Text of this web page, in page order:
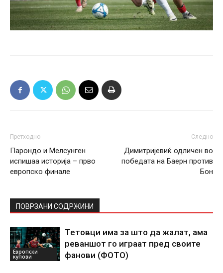
Претходно
Парондо и Мелсунген
испишаа историја – прво
европско финале
Следно
Димитријевиќ одличен во
победата на Баерн против
Бон
ПОВРЗАНИ СОДРЖИНИ
Европски
купови
Тетовци има за што да жалат, ама
реваншот го играат пред своите
фанови (ФОТО)